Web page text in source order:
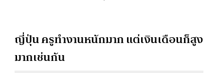
ญี่ปุ่น ครูทำงานหนักมาก แต่เงินเดือนก็สูง
มากเช่นกัน